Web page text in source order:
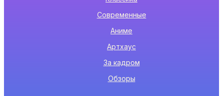
Современные
Аниме
Артхаус
За кадром
Обзоры